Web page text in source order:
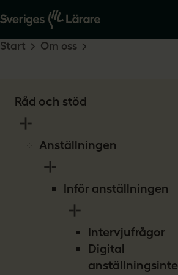
Råd och stöd
Anställningen
Inför anställningen
Intervjufrågor
Digital
Start Om oss